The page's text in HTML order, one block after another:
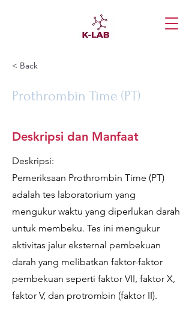
< Back
Prothrombin Time (PT)
Deskripsi dan Manfaat
Deskripsi:
Pemeriksaan Prothrombin Time (PT)
adalah tes laboratorium yang
mengukur waktu yang diperlukan darah
untuk membeku. Tes ini mengukur
aktivitas jalur eksternal pembekuan
darah yang melibatkan faktor-faktor
pembekuan seperti faktor VII, faktor X,
faktor V, dan protrombin (faktor II).